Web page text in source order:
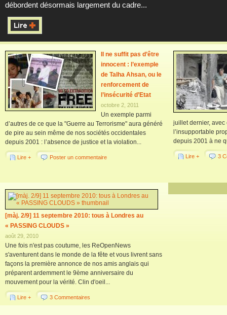
débordent désormais largement du cadre...
Il ne suffit pas d’être
innocent : l’exemple
de Talha Ahsan, ou le
renforcement de
l’insécurité d’Etat
octobre 2, 2011
Un exemple parmi
d’autres de ce que la "Guerre au Terrorisme" aura généré
de pire au sein même de nos sociétés occidentales
depuis 2001 : l’absence de justice et la violation...
Lire + Poster un commentaire
juillet dernier,
l’insupportable
depuis 2001 à ne
Lire + 3
[màj. 2/9] 11 septembre 2010: tous à Londres au
« PASSING CLOUDS »
août 29, 2010
Une fois n'est pas coutume, les ReOpenNews
s'aventurent dans le monde de la fête et vous livrent sans
façons la première annonce de nos amis anglais qui
préparent ardemment le 9ème anniversaire du
mouvement pour la vérité. Clin d'oeil...
Lire + 3 Commentaires